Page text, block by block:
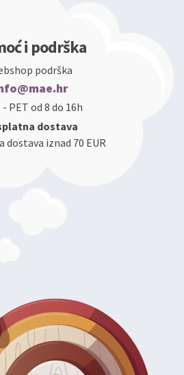
i podrška
podrška
- PET od 8 do 16h
dostava
dostava iznad 70 EUR